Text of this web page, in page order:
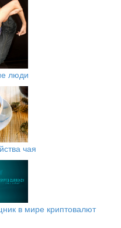
люди
чая
в мире криптовалют